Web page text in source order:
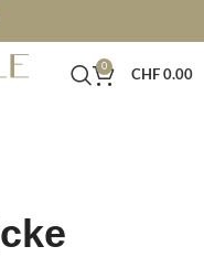
0
CHF 0.00